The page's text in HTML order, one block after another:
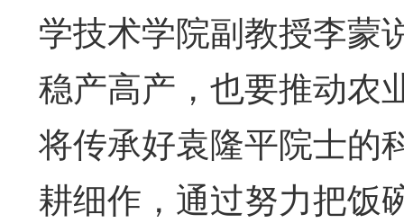
学技术学院副教授李蒙
稳产高产，也要推动农
将传承好袁隆平院士的
耕细作，通过努力把饭